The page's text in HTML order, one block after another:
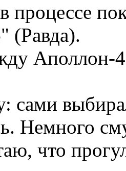
процессе
(Равда).
Аполлон-
сами
Немного
что